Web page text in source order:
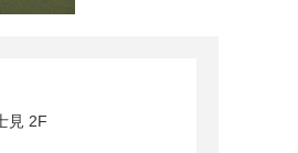
見 2F